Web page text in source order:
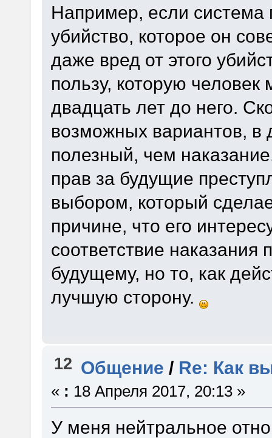
Например, если система
убийство, которое он
даже вред от этого
пользу, которую
двадцать лет до него.
возможных вариантов, в
полезный, чем
прав за будущие
выбором, который
причине, что его
соответствие
будущему, но то, как
лучшую сторону.
12 Общение / Re: Как
« : 18 Апреля 2017, 20:13 »
У меня нейтральное